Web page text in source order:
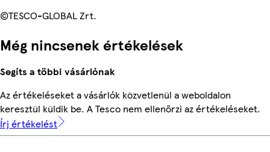
©TESCO-GLOBAL Zrt.
Még nincsenek értékelések
Segíts a többi vásárlónak
Az értékeléseket a vásárlók közvetlenül a weboldalon
keresztül küldik be. A Tesco nem ellenőrzi az értékeléseket.
Írj értékelést